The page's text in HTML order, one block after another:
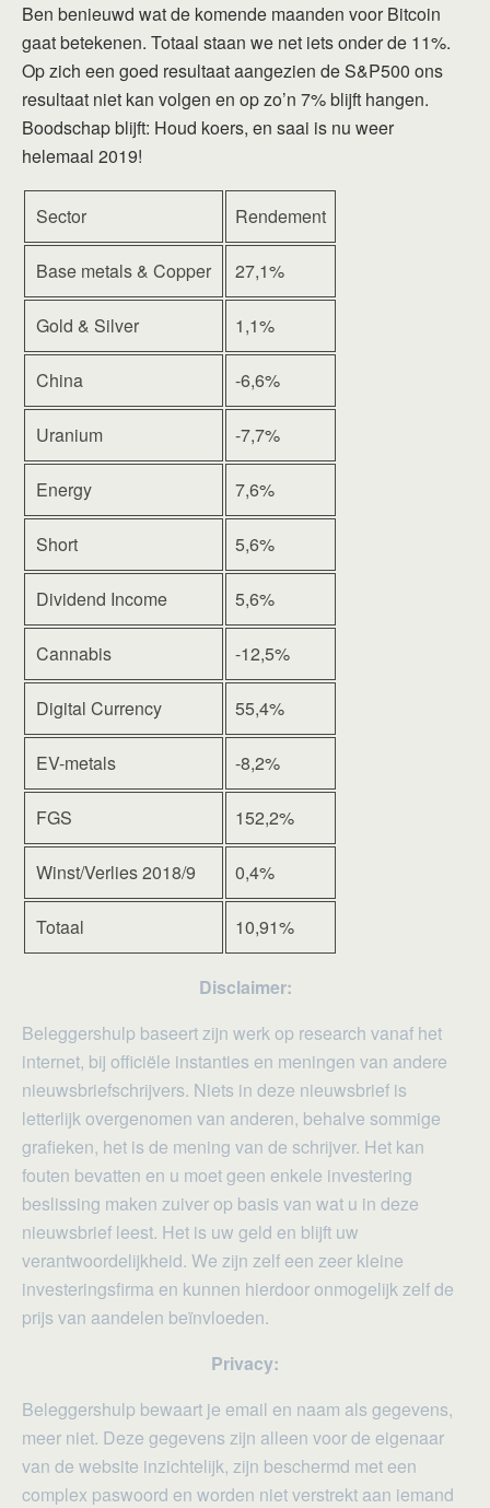
Ben benieuwd wat de komende maanden voor Bitcoin
gaat betekenen. Totaal staan we net iets onder de 11%.
Op zich een goed resultaat aangezien de S&P500 ons
resultaat niet kan volgen en op zo’n 7% blijft hangen.
Boodschap blijft: Houd koers, en saai is nu weer
helemaal 2019!
Sector Rendement
Base metals & Copper 27,1%
Gold & Silver 1,1%
China -6,6%
Uranium -7,7%
Energy 7,6%
Short 5,6%
Dividend Income 5,6%
Cannabis -12,5%
Digital Currency 55,4%
EV-metals -8,2%
FGS 152,2%
Winst/Verlies 2018/9 0,4%
Totaal 10,91%
Disclaimer:
Beleggershulp baseert zijn werk op research vanaf het
internet, bij officiële instanties en meningen van andere
nieuwsbriefschrijvers. Niets in deze nieuwsbrief is
letterlijk overgenomen van anderen, behalve sommige
grafieken, het is de mening van de schrijver. Het kan
fouten bevatten en u moet geen enkele investering
beslissing maken zuiver op basis van wat u in deze
nieuwsbrief leest. Het is uw geld en blijft uw
verantwoordelijkheid. We zijn zelf een zeer kleine
investeringsfirma en kunnen hierdoor onmogelijk zelf de
prijs van aandelen beïnvloeden.
Privacy:
Beleggershulp bewaart je email en naam als gegevens,
meer niet. Deze gegevens zijn alleen voor de eigenaar
van de website inzichtelijk, zijn beschermd met een
complex paswoord en worden niet verstrekt aan iemand